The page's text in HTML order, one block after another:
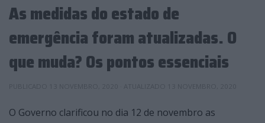
As medidas do estado de
emergência foram atualizadas. O
que muda? Os pontos essenciais
O Governo clarificou no dia 12 de novembro as